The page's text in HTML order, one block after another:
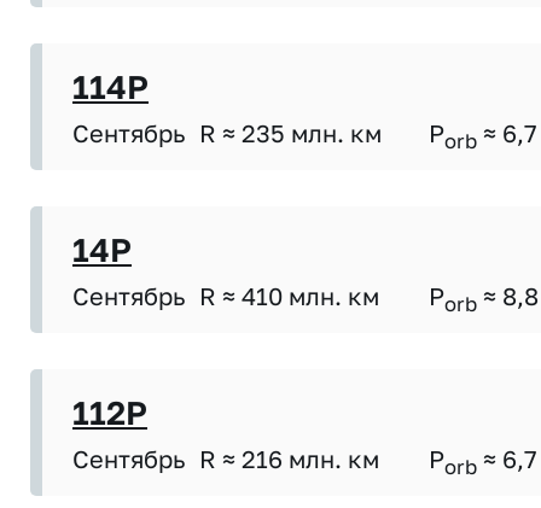
114P
Сентябрь R ≈ 235 млн. км Porb ≈ 6,7
14P
Сентябрь R ≈ 410 млн. км Porb ≈ 8,8
112P
Сентябрь R ≈ 216 млн. км Porb ≈ 6,7